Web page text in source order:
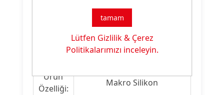
Ürün Nitelikleri
Apre Malzemesi
Ürün
Özelliği:
Makro Silikon
tamam
Lütfen Gizlilik & Çerez
Politikalarımızı inceleyin.